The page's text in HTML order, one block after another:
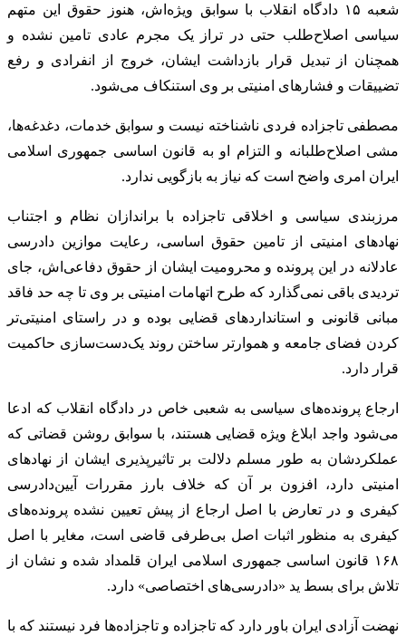
شعبه ۱۵ دادگاه انقلاب با سوابق ویژه‌اش، هنوز حقوق این متهم
سیاسی اصلاح‌طلب حتی در تراز یک مجرم عادی تامین نشده و
همچنان از تبدیل قرار بازداشت ایشان، خروج از انفرادی و رفع
تضییقات و فشارهای امنیتی بر وی استنکاف می‌شود.
مصطفی تاجزاده فردی ناشناخته نیست و سوابق خدمات، دغدغه‌ها،
مشی اصلاح‌طلبانه و التزام او به قانون اساسی جمهوری اسلامی
ایران امری واضح است که نیاز به بازگویی ندارد.
مرزبندی سیاسی و اخلاقی تاجزاده با براندازان نظام و اجتناب
نهادهای امنیتی از تامین حقوق اساسی، رعایت موازین دادرسی
عادلانه در این پرونده و محرومیت ایشان از حقوق دفاعی‌اش، جای
تردیدی باقی نمی‌گذارد که طرح اتهامات امنیتی بر وی تا چه حد فاقد
مبانی قانونی و استانداردهای قضایی بوده و در راستای امنیتی‌تر
کردن فضای جامعه و هموارتر ساختن روند یک‌دست‌سازی حاکمیت
قرار دارد.
ارجاع پرونده‌های سیاسی به شعبی خاص در دادگاه انقلاب که ادعا
می‌شود واجد ابلاغ ویژه قضایی هستند، با سوابق روشن قضاتی که
عملکردشان به طور مسلم دلالت بر تاثیرپذیری ایشان از نهادهای
امنیتی دارد، افزون بر آن که خلاف بارز مقررات آیین‌دادرسی
کیفری و در تعارض با اصل ارجاع از پیش تعیین نشده پرونده‌های
کیفری به منظور اثبات اصل بی‌طرفی قاضی است، مغایر با اصل
۱۶۸ قانون اساسی جمهوری اسلامی ایران قلمداد شده و نشان از
تلاش برای بسط ید «دادرسی‌های اختصاصی» دارد.
نهضت آزادی ایران باور دارد که تاجزاده و تاجزاده‌ها فرد نیستند که با